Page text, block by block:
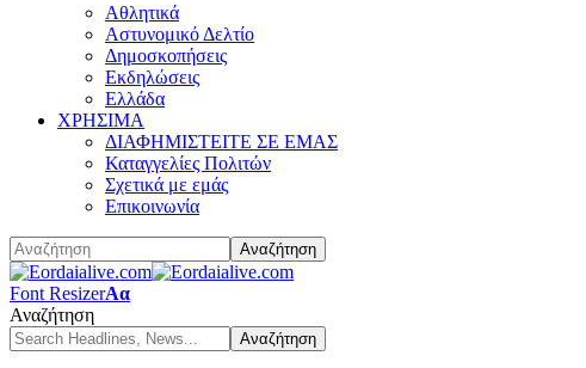
Αθλητικά
Αστυνομικό Δελτίο
Δημοσκοπήσεις
Εκδηλώσεις
Ελλάδα
ΧΡΗΣΙΜΑ
ΔΙΑΦΗΜΙΣΤΕΙΤΕ ΣΕ ΕΜΑΣ
Καταγγελίες Πολιτών
Σχετικά με εμάς
Επικοινωνία
Font ResizerΑα
Αναζήτηση